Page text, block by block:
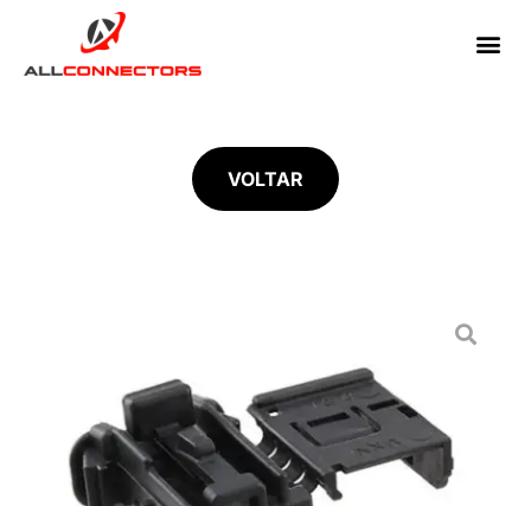
VOLTAR